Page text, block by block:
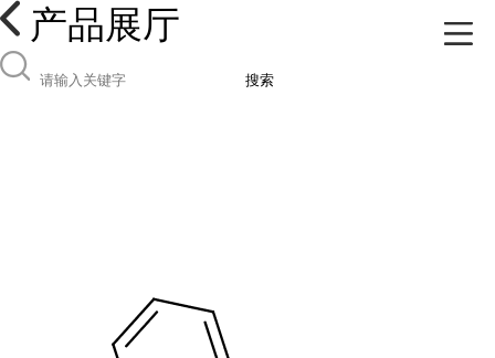
产品展厅
搜索